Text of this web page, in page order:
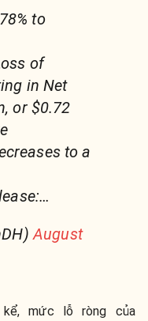
to
of
in Net
or $0.72
to a
August
mức lỗ ròng của